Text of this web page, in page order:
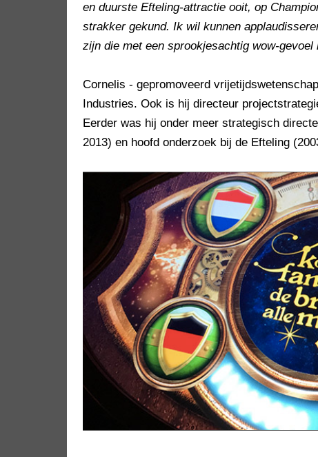
en duurste Efteling-attractie ooit, op
strakker gekund. Ik wil kunnen
zijn die met een sprookjesachtig wow-gevoel
Cornelis - gepromoveerd
Industries. Ook is hij directeur
Eerder was hij onder meer strategisch
2013) en hoofd onderzoek bij de Efteling